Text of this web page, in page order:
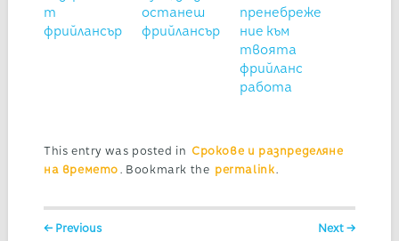
т
фрийлансър
останеш
фрийлансър
пренебреже
ние към
твоята
фрийланс
работа
This entry was posted in Срокове и разпределяне
на времето . Bookmark the permalink .
Post navigation
← Previous Next →